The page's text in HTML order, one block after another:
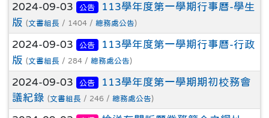
2024-09-03 公告
113學年度第一學期行事曆-學生
版 (文書組長 / 1404 / 總務處公告)
2024-09-03 公告
113學年度第一學期行事曆-行政
版 (文書組長 / 284 / 總務處公告)
2024-09-03 公告
113學年度第一學期期初校務會
議紀錄 (文書組長 / 246 / 總務處公告)